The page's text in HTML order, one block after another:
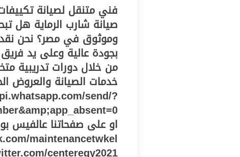
صيانة شارب الرماية هل
وموثوق في مصر؟ نحن
بجودة عالية وعلى يد
من خلال دورات تدريبية
خدمات الصيانة والعروض
send/?
او على صفحاتنا عالفيس